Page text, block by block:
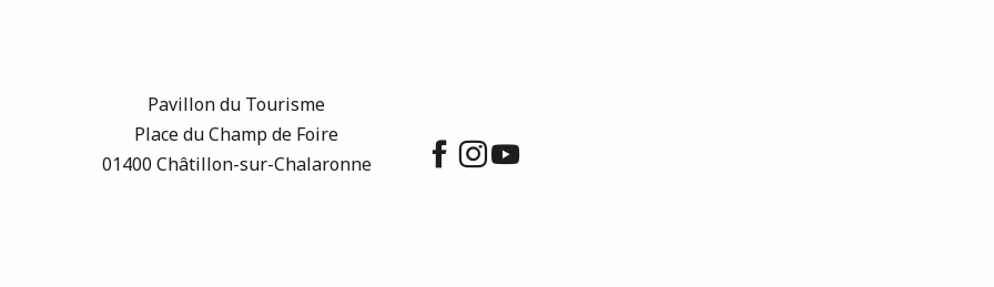
Pavillon du Tourisme
Place du Champ de Foire
01400 Châtillon-sur-Chalaronne